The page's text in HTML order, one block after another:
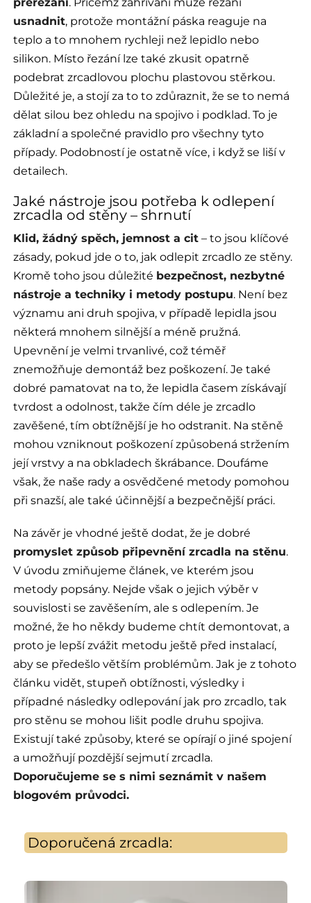
usnadnit, protože montážní páska reaguje na
teplo a to mnohem rychleji než lepidlo nebo
silikon. Místo řezání lze také zkusit opatrně
podebrat zrcadlovou plochu plastovou stěrkou.
Důležité je, a stojí za to to zdůraznit, že se to nemá
dělat silou bez ohledu na spojivo i podklad. To je
základní a společné pravidlo pro všechny tyto
případy. Podobností je ostatně více, i když se liší v
detailech.
Jaké nástroje jsou potřeba k odlepení
zrcadla od stěny – shrnutí
Klid, žádný spěch, jemnost a cit – to jsou klíčové
zásady, pokud jde o to, jak odlepit zrcadlo ze stěny.
Kromě toho jsou důležité bezpečnost, nezbytné
nástroje a techniky i metody postupu. Není bez
významu ani druh spojiva, v případě lepidla jsou
některá mnohem silnější a méně pružná.
Upevnění je velmi trvanlivé, což téměř
znemožňuje demontáž bez poškození. Je také
dobré pamatovat na to, že lepidla časem získávají
tvrdost a odolnost, takže čím déle je zrcadlo
zavěšené, tím obtížnější je ho odstranit. Na stěně
mohou vzniknout poškození způsobená stržením
její vrstvy a na obkladech škrábance. Doufáme
však, že naše rady a osvědčené metody pomohou
při snazší, ale také účinnější a bezpečnější práci.
Na závěr je vhodné ještě dodat, že je dobré
promyslet způsob připevnění zrcadla na stěnu.
V úvodu zmiňujeme článek, ve kterém jsou
metody popsány. Nejde však o jejich výběr v
souvislosti se zavěšením, ale s odlepením. Je
možné, že ho někdy budeme chtít demontovat, a
proto je lepší zvážit metodu ještě před instalací,
aby se předešlo větším problémům. Jak je z tohoto
článku vidět, stupeň obtížnosti, výsledky i
případné následky odlepování jak pro zrcadlo, tak
pro stěnu se mohou lišit podle druhu spojiva.
Existují také způsoby, které se opírají o jiné spojení
a umožňují pozdější sejmutí zrcadla.
Doporučujeme se s nimi seznámit v našem
blogovém průvodci.
Doporučená zrcadla: